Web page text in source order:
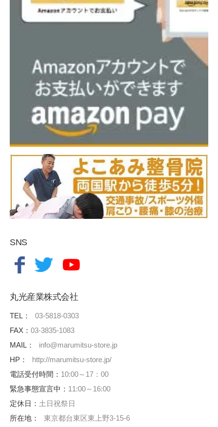
SNS
丸光産業株式会社
TEL：
03-5818-0303
FAX： 03-3835-1083
MAIL：
info@marumitsu-store.jp
HP：
http://marumitsu-store.jp/
電話受付時間： 10:00～17：00
緊急事態宣言中： 11:00～16:00
定休日： 土日祝祭日
所在地：
東京都台東区東上野3-15-6